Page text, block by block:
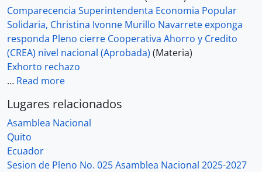
Comparecencia Superintendenta Economia Popular
Solidaria, Christina Ivonne Murillo Navarrete exponga
responda Pleno cierre Cooperativa Ahorro y Credito
(CREA) nivel nacional (Aprobada) (Materia)
Exhorto rechazo
… Read more
Lugares relacionados
Asamblea Nacional
Quito
Ecuador
Sesion de Pleno No. 025 Asamblea Nacional 2025-2027